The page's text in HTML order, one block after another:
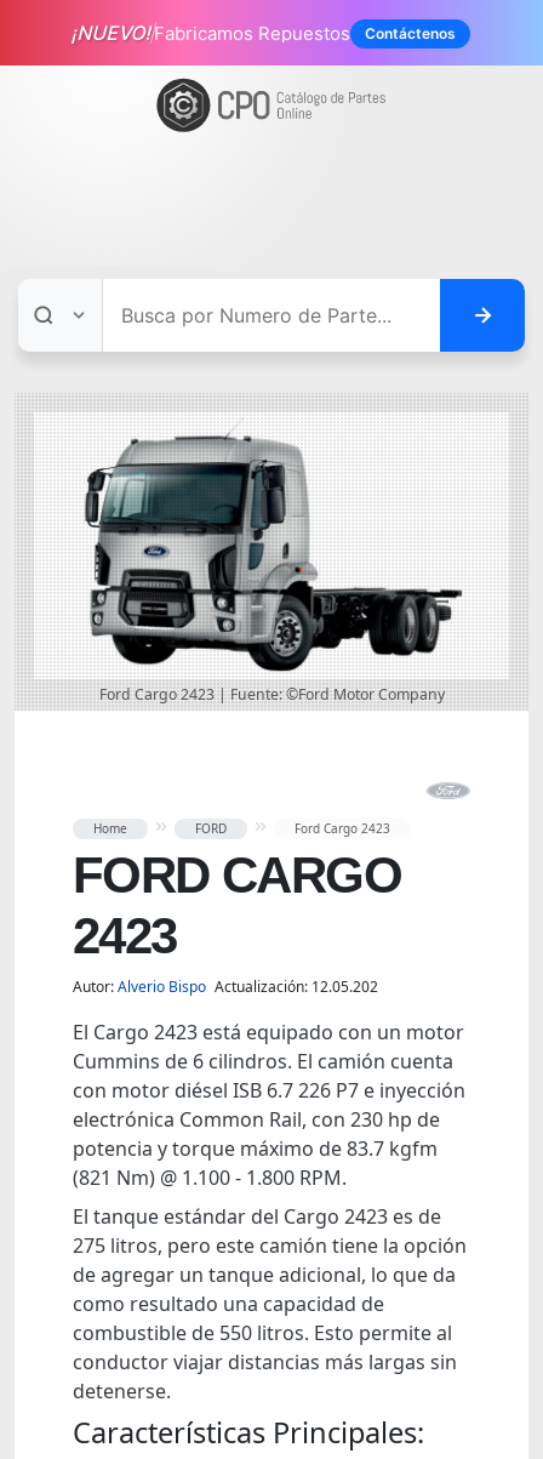
¡NUEVO!Fabricamos Repuestos Contáctenos
Ford Cargo 2423 | Fuente: ©Ford Motor Company
Home FORD Ford Cargo 2423
FORD CARGO
2423
Autor:Alverio Bispo Actualización: 12.05.202
El Cargo 2423 está equipado con un motor
Cummins de 6 cilindros. El camión cuenta
con motor diésel ISB 6.7 226 P7 e inyección
electrónica Common Rail, con 230 hp de
potencia y torque máximo de 83.7 kgfm
(821 Nm) @ 1.100 - 1.800 RPM.
El tanque estándar del Cargo 2423 es de
275 litros, pero este camión tiene la opción
de agregar un tanque adicional, lo que da
como resultado una capacidad de
combustible de 550 litros. Esto permite al
conductor viajar distancias más largas sin
detenerse.
Características Principales: